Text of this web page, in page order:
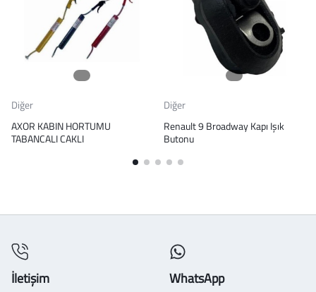
Diğer
AXOR KABIN HORTUMU
TABANCALI CAKLI
Diğer
Renault 9 Broadway Kapı Işık
Butonu
İletişim WhatsApp